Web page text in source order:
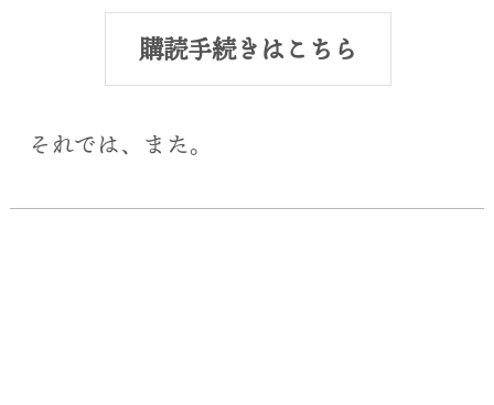
購読手続きはこちら
それでは、また。